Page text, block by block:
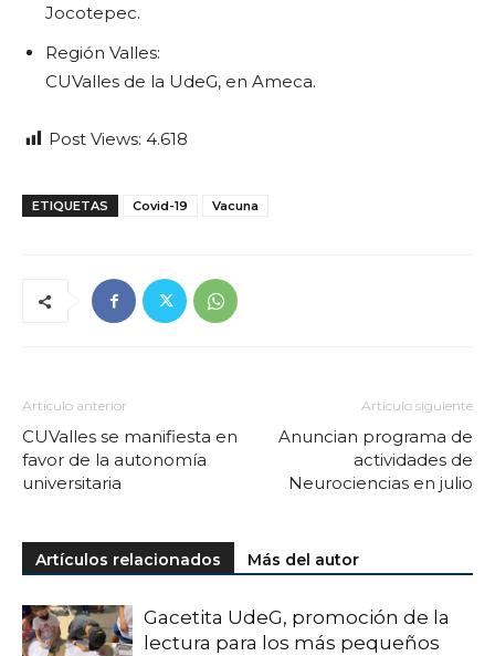
Jocotepec.
Región Valles:
CUValles de la UdeG, en Ameca.
Post Views: 4.618
ETIQUETAS Covid-19 Vacuna
Artículo anterior
CUValles se manifiesta en
favor de la autonomía
universitaria
Artículo siguiente
Anuncian programa de
actividades de
Neurociencias en julio
Artículos relacionados Más del autor
Gacetita UdeG, promoción de la
lectura para los más pequeños